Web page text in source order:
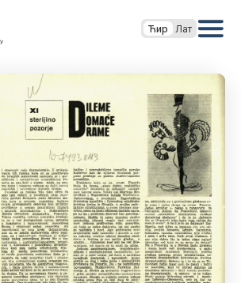
Ћир Лат